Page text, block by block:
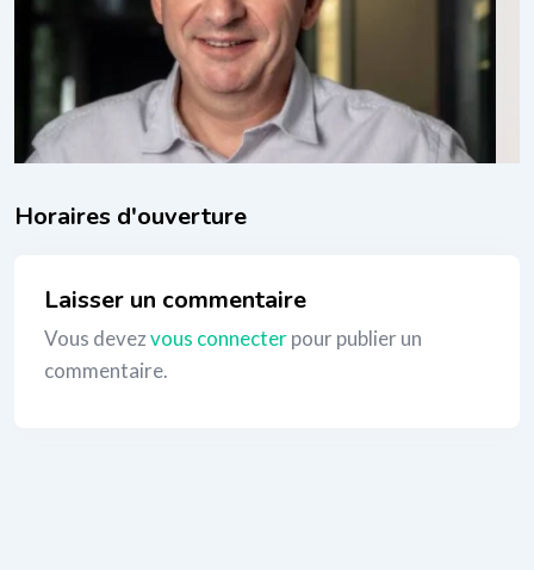
neuro-linguistique),Thérapies
_
Laisser un commentaire
Vous devezvous connecterpour publier un
commentaire.